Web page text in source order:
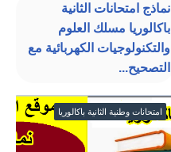
نماذج امتحانات الثانية
باكالوريا مسلك العلوم
والتكنولوجيات الكهربائية مع
التصحيح...
امتحانات وطنية الثانية باكالوريا